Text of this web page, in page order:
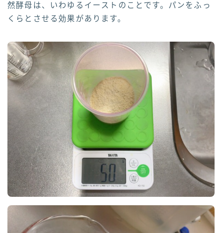
然酵母は、いわゆるイーストのことです。パンをふっ
くらとさせる効果があります。